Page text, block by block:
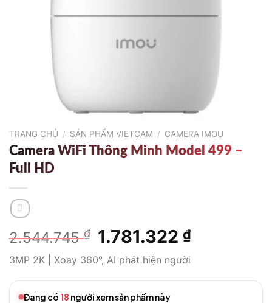
TRANG CHỦ / SẢN PHẨM VIETCAM / CAMERA IMOU
Camera WiFi Thông Minh Model 499 –
Full HD
2.544.745₫
Giá
gốc
là:
2.544.745 ₫.
1.781.322 ₫Giá
là:
3MP 2K | Xoay 360°, AI phát hiện người
Đang có 18 người xem sản phẩm này